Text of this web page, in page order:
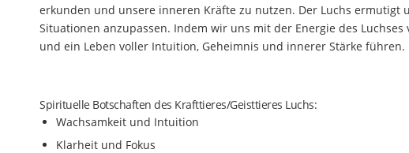
erkunden und unsere inneren Kräfte zu nutzen. Der Luchs
Situationen anzupassen. Indem wir uns mit der Energie des
und ein Leben voller Intuition, Geheimnis und innerer Stärke führen.
Spirituelle Botschaften des Krafttieres/Geisttieres Luchs:
Wachsamkeit und Intuition
Klarheit und Fokus